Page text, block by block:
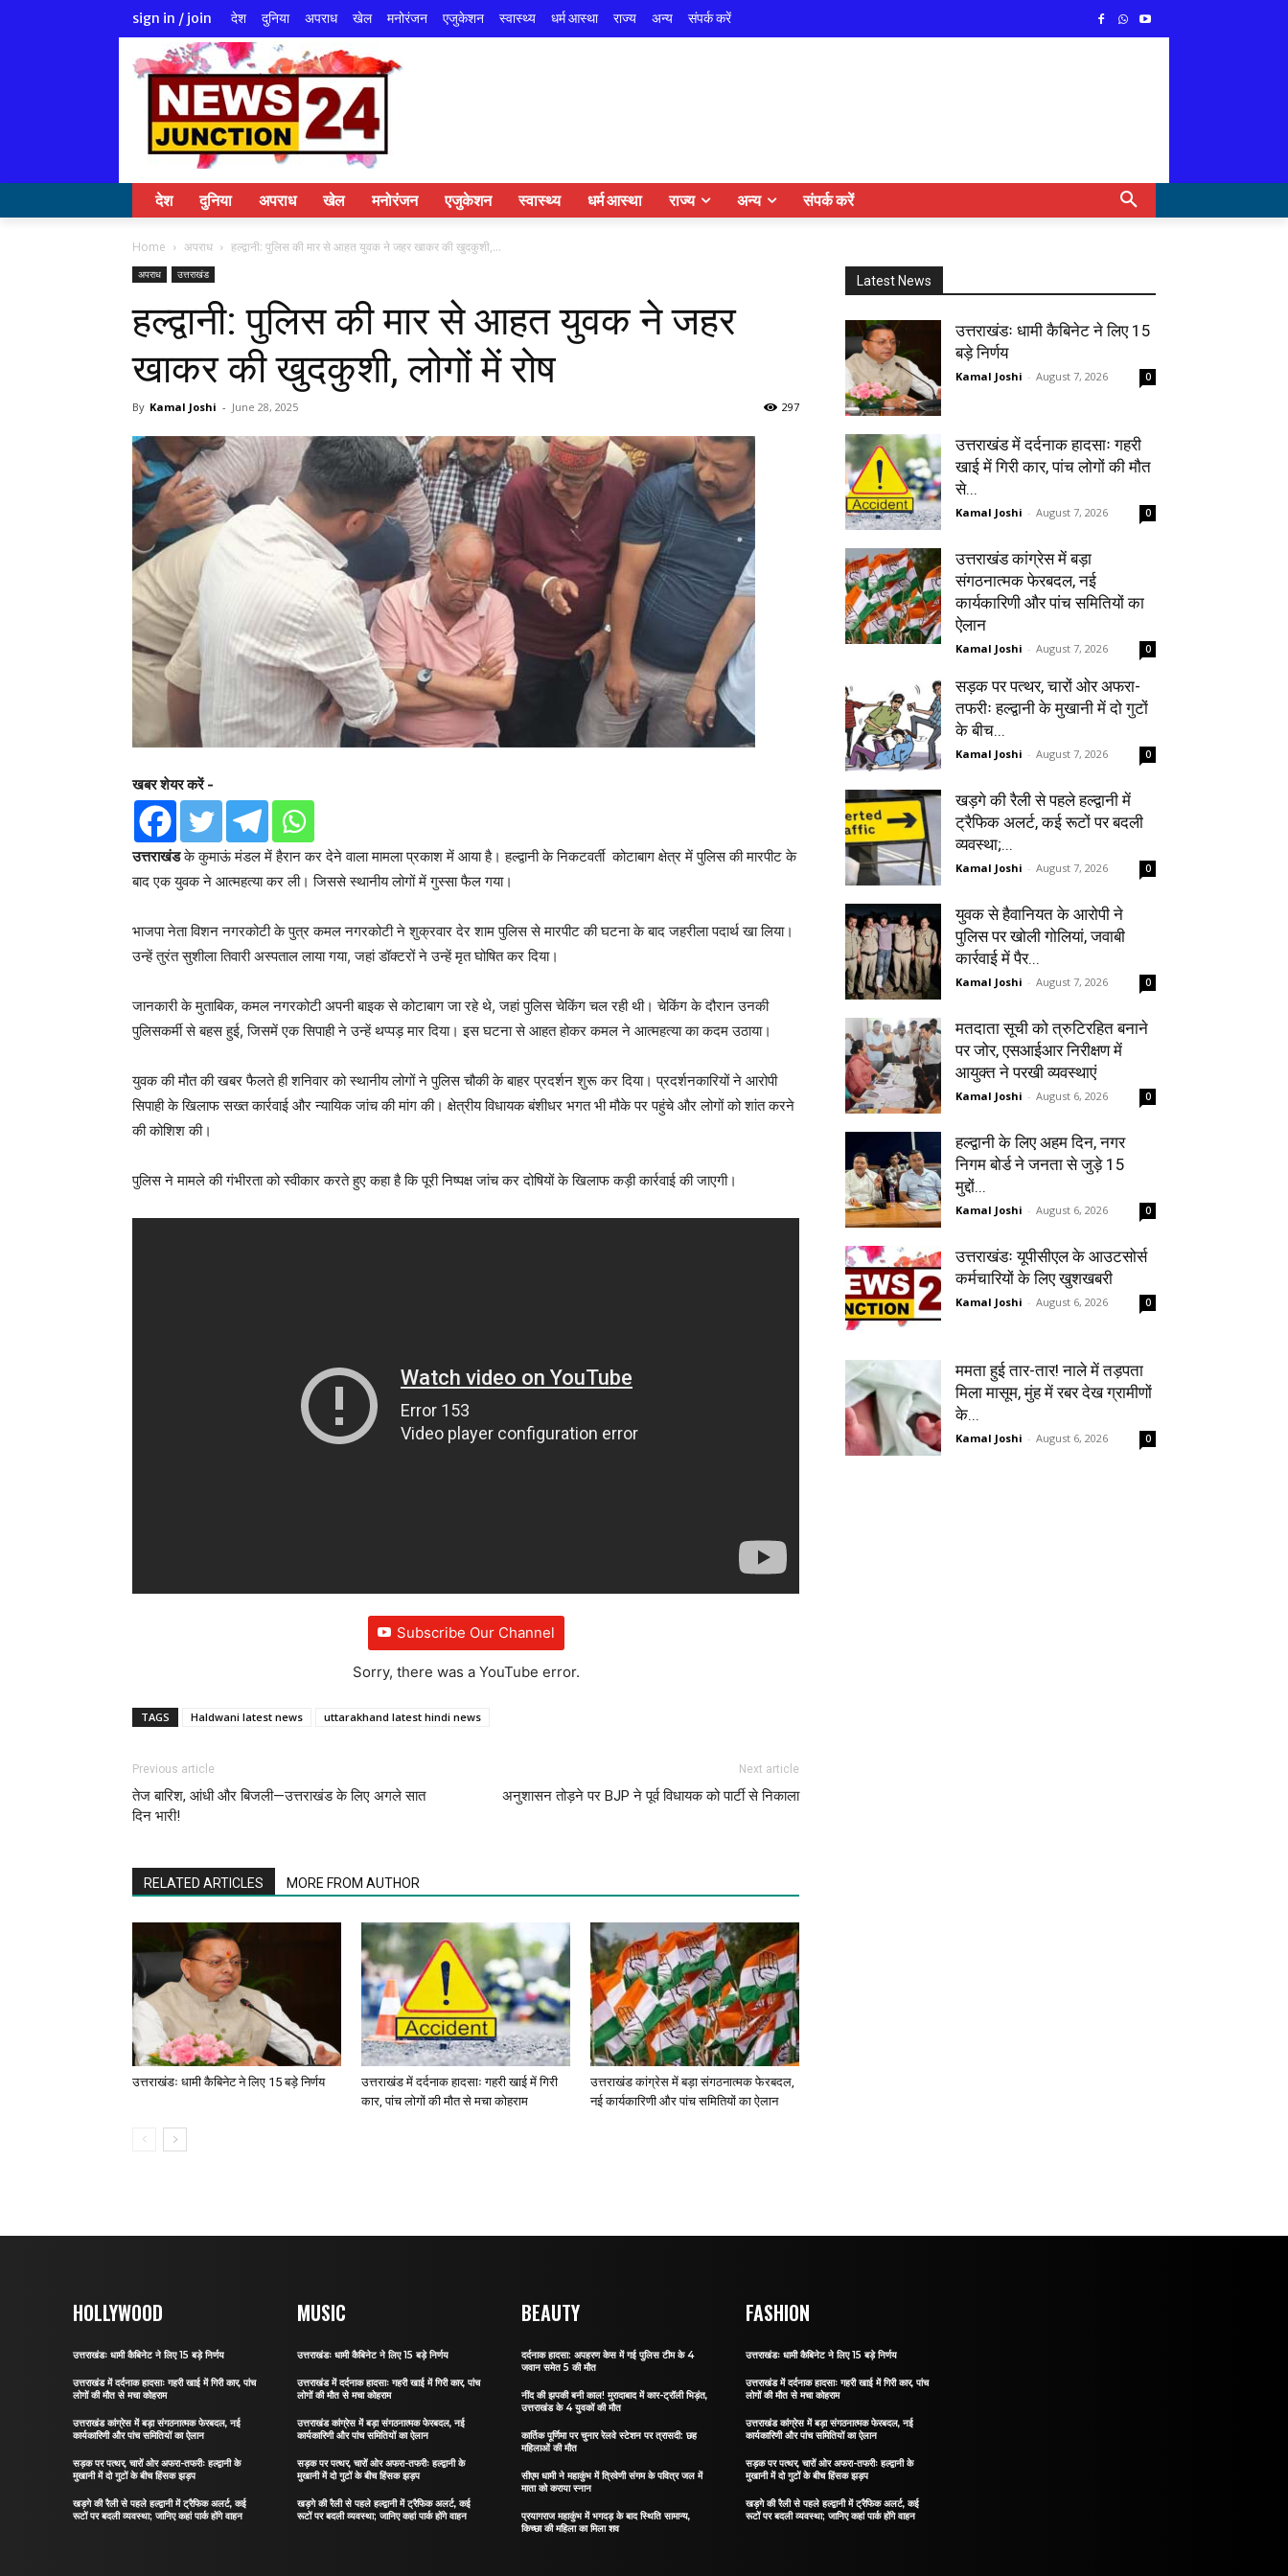
sign in / join देश दुनिया अपराध खेल मनोरंजन एजुकेशन स्वास्थ्य धर्म आस्था राज्य अन्य संपर्क करें
देश दुनिया अपराध खेल मनोरंजन एजुकेशन स्वास्थ्य धर्म आस्था राज्य अन्य संपर्क करें
Home अपराध हल्द्वानी: पुलिस की मार से आहत युवक ने जहर खाकर की खुदकुशी,...
अपराध उत्तराखंड
हल्द्वानी: पुलिस की मार से आहत युवक ने जहर
खाकर की खुदकुशी, लोगों में रोष
By Kamal Joshi - June 28, 2025 297
खबर शेयर करें -
उत्तराखंडके कुमाऊं मंडल में हैरान कर देने वाला मामला प्रकाश में आया है। हल्द्वानी के निकटवर्ती कोटाबाग क्षेत्र में पुलिस की मारपीट के
बाद एक युवक ने आत्महत्या कर ली। जिससे स्थानीय लोगों में गुस्सा फैल गया।
भाजपा नेता विशन नगरकोटी के पुत्र कमल नगरकोटी ने शुक्रवार देर शाम पुलिस से मारपीट की घटना के बाद जहरीला पदार्थ खा लिया।
उन्हें तुरंत सुशीला तिवारी अस्पताल लाया गया, जहां डॉक्टरों ने उन्हें मृत घोषित कर दिया।
जानकारी के मुताबिक, कमल नगरकोटी अपनी बाइक से कोटाबाग जा रहे थे, जहां पुलिस चेकिंग चल रही थी। चेकिंग के दौरान उनकी
पुलिसकर्मी से बहस हुई, जिसमें एक सिपाही ने उन्हें थप्पड़ मार दिया। इस घटना से आहत होकर कमल ने आत्महत्या का कदम उठाया।
युवक की मौत की खबर फैलते ही शनिवार को स्थानीय लोगों ने पुलिस चौकी के बाहर प्रदर्शन शुरू कर दिया। प्रदर्शनकारियों ने आरोपी
सिपाही के खिलाफ सख्त कार्रवाई और न्यायिक जांच की मांग की। क्षेत्रीय विधायक बंशीधर भगत भी मौके पर पहुंचे और लोगों को शांत करने
की कोशिश की।
पुलिस ने मामले की गंभीरता को स्वीकार करते हुए कहा है कि पूरी निष्पक्ष जांच कर दोषियों के खिलाफ कड़ी कार्रवाई की जाएगी।
Subscribe Our Channel
Sorry, there was a YouTube error.
TAGS Haldwani latest news uttarakhand latest hindi news
Previous article
तेज बारिश, आंधी और बिजली—उत्तराखंड के लिए अगले सात
दिन भारी!
Next article
अनुशासन तोड़ने पर BJP ने पूर्व विधायक को पार्टी से निकाला
RELATED ARTICLES MORE FROM AUTHOR
उत्तराखंडः धामी कैबिनेट ने लिए 15 बड़े निर्णय
उत्तराखंड में दर्दनाक हादसाः गहरी खाई में गिरी
कार, पांच लोगों की मौत से मचा कोहराम
उत्तराखंड कांग्रेस में बड़ा संगठनात्मक फेरबदल,
नई कार्यकारिणी और पांच समितियों का ऐलान
Latest News
उत्तराखंडः धामी कैबिनेट ने लिए 15
बड़े निर्णय
Kamal Joshi - August 7, 2026 0
उत्तराखंड में दर्दनाक हादसाः गहरी
खाई में गिरी कार, पांच लोगों की मौत
से...
Kamal Joshi - August 7, 2026 0
उत्तराखंड कांग्रेस में बड़ा
संगठनात्मक फेरबदल, नई
कार्यकारिणी और पांच समितियों का
ऐलान
Kamal Joshi - August 7, 2026 0
सड़क पर पत्थर, चारों ओर अफरा-
तफरीः हल्द्वानी के मुखानी में दो गुटों
के बीच...
Kamal Joshi - August 7, 2026 0
खड़गे की रैली से पहले हल्द्वानी में
ट्रैफिक अलर्ट, कई रूटों पर बदली
व्यवस्था;...
Kamal Joshi - August 7, 2026 0
युवक से हैवानियत के आरोपी ने
पुलिस पर खोली गोलियां, जवाबी
कार्रवाई में पैर...
Kamal Joshi - August 7, 2026 0
मतदाता सूची को त्रुटिरहित बनाने
पर जोर, एसआईआर निरीक्षण में
आयुक्त ने परखी व्यवस्थाएं
Kamal Joshi - August 6, 2026 0
हल्द्वानी के लिए अहम दिन, नगर
निगम बोर्ड ने जनता से जुड़े 15
मुद्दों...
Kamal Joshi - August 6, 2026 0
उत्तराखंडः यूपीसीएल के आउटसोर्स
कर्मचारियों के लिए खुशखबरी
Kamal Joshi - August 6, 2026 0
ममता हुई तार-तार! नाले में तड़पता
मिला मासूम, मुंह में रबर देख ग्रामीणों
के...
Kamal Joshi - August 6, 2026 0
HOLLYWOOD
उत्तराखंडः धामी कैबिनेट ने लिए 15 बड़े निर्णय
उत्तराखंड में दर्दनाक हादसाः गहरी खाई में गिरी कार, पांच
लोगों की मौत से मचा कोहराम
उत्तराखंड कांग्रेस में बड़ा संगठनात्मक फेरबदल, नई
कार्यकारिणी और पांच समितियों का ऐलान
सड़क पर पत्थर, चारों ओर अफरा-तफरीः हल्द्वानी के
मुखानी में दो गुटों के बीच हिंसक झड़प
खड़गे की रैली से पहले हल्द्वानी में ट्रैफिक अलर्ट, कई
रूटों पर बदली व्यवस्था; जानिए कहां पार्क होंगे वाहन
MUSIC
उत्तराखंडः धामी कैबिनेट ने लिए 15 बड़े निर्णय
उत्तराखंड में दर्दनाक हादसाः गहरी खाई में गिरी कार, पांच
लोगों की मौत से मचा कोहराम
उत्तराखंड कांग्रेस में बड़ा संगठनात्मक फेरबदल, नई
कार्यकारिणी और पांच समितियों का ऐलान
सड़क पर पत्थर, चारों ओर अफरा-तफरीः हल्द्वानी के
मुखानी में दो गुटों के बीच हिंसक झड़प
खड़गे की रैली से पहले हल्द्वानी में ट्रैफिक अलर्ट, कई
रूटों पर बदली व्यवस्था; जानिए कहां पार्क होंगे वाहन
BEAUTY
दर्दनाक हादसा: अपहरण केस में गई पुलिस टीम के 4
जवान समेत 5 की मौत
नींद की झपकी बनी काल! मुरादाबाद में कार-ट्रॉली भिड़ंत,
उत्तराखंड के 4 युवकों की मौत
कार्तिक पूर्णिमा पर चुनार रेलवे स्टेशन पर त्रासदी: छह
महिलाओं की मौत
सीएम धामी ने महाकुंभ में त्रिवेणी संगम के पवित्र जल में
माता को कराया स्नान
प्रयागराज महाकुंभ में भगदड़ के बाद स्थिति सामान्य,
किच्छा की महिला का मिला शव
FASHION
उत्तराखंडः धामी कैबिनेट ने लिए 15 बड़े निर्णय
उत्तराखंड में दर्दनाक हादसाः गहरी खाई में गिरी कार, पांच
लोगों की मौत से मचा कोहराम
उत्तराखंड कांग्रेस में बड़ा संगठनात्मक फेरबदल, नई
कार्यकारिणी और पांच समितियों का ऐलान
सड़क पर पत्थर, चारों ओर अफरा-तफरीः हल्द्वानी के
मुखानी में दो गुटों के बीच हिंसक झड़प
खड़गे की रैली से पहले हल्द्वानी में ट्रैफिक अलर्ट, कई
रूटों पर बदली व्यवस्था; जानिए कहां पार्क होंगे वाहन